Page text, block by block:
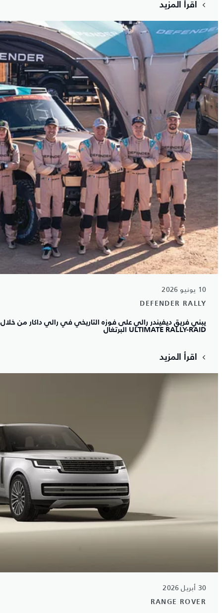
اقرأ المزيد
10 يونيو 2026
DEFENDER RALLY
ULTIMATE RALLY-RAID البرتغال
اقرأ المزيد
30 أبريل 2026
RANGE ROVER